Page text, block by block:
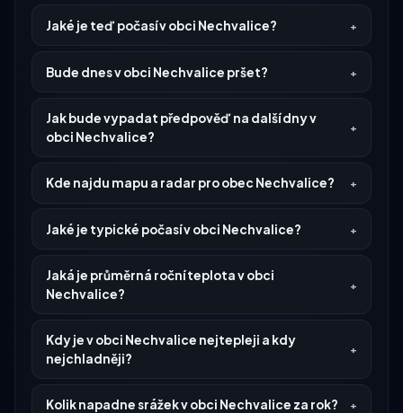
Jaké je teď počasí v obci Nechvalice?
Bude dnes v obci Nechvalice pršet?
Jak bude vypadat předpověď na další dny v
obci Nechvalice?
Kde najdu mapu a radar pro obec Nechvalice?
Jaké je typické počasí v obci Nechvalice?
Jaká je průměrná roční teplota v obci
Nechvalice?
Kdy je v obci Nechvalice nejtepleji a kdy
nejchladněji?
Kolik napadne srážek v obci Nechvalice za rok?